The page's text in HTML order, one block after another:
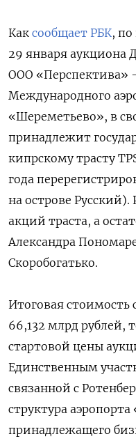
Как сообщает РБК,
29 января аукциона
ООО «Перспектива»
Международного
«Шереметьево», в
принадлежит
кипрскому трасту
года
на острове Русский).
акций траста, а
Александра
Скоробогатько.
Итоговая стоимость
66,132 млрд рублей,
стартовой цены
Единственным
связанной с
структура
принадлежащего